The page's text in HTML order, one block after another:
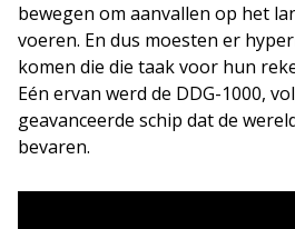
bewegen om aanvallen op het
voeren. En dus moesten er
komen die die taak voor hun
Eén ervan werd de DDG-1000,
geavanceerde schip dat de
bevaren.